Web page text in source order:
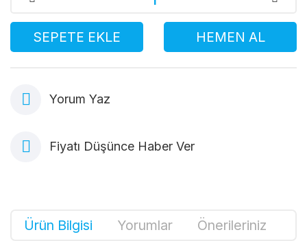
SEPETE EKLE HEMEN AL
Yorum Yaz
Fiyatı Düşünce Haber Ver
Ürün Bilgisi Yorumlar Önerileriniz